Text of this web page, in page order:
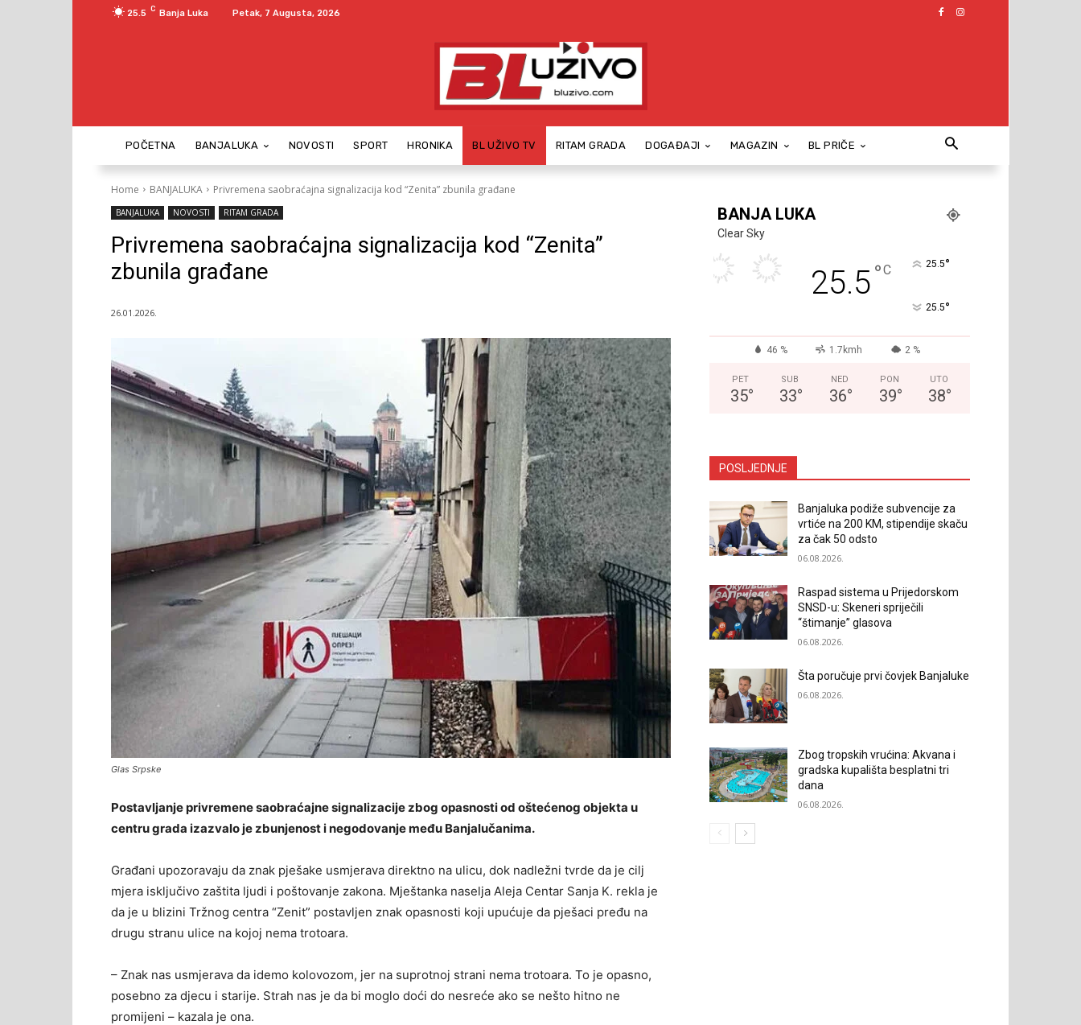
25.5 C Banja Luka Petak, 7 Augusta, 2026
POČETNA BANJALUKA NOVOSTI SPORT HRONIKA BL UŽIVO TV RITAM GRADA DOGAĐAJI MAGAZIN BL PRIČE
Home BANJALUKA Privremena saobraćajna signalizacija kod “Zenita” zbunila građane
BANJALUKA NOVOSTI RITAM GRADA
Privremena saobraćajna signalizacija kod “Zenita”
zbunila građane
26.01.2026.
Glas Srpske
Postavljanje privremene saobraćajne signalizacije zbog opasnosti od oštećenog objekta u
centru grada izazvalo je zbunjenost i negodovanje među Banjalučanima.
Građani upozoravaju da znak pješake usmjerava direktno na ulicu, dok nadležni tvrde da je cilj
mjera isključivo zaštita ljudi i poštovanje zakona. Mještanka naselja Aleja Centar Sanja K. rekla je
da je u blizini Tržnog centra “Zenit” postavljen znak opasnosti koji upućuje da pješaci pređu na
drugu stranu ulice na kojoj nema trotoara.
– Znak nas usmjerava da idemo kolovozom, jer na suprotnoj strani nema trotoara. To je opasno,
posebno za djecu i starije. Strah nas je da bi moglo doći do nesreće ako se nešto hitno ne
promijeni – kazala je ona.
BANJA LUKA
Clear Sky
25.5°C 25.5°
25.5°
46 % 1.7kmh 2 %
PET
35°
SUB
33°
NED
36°
PON
39°
UTO
38°
POSLJEDNJE
Banjaluka podiže subvencije za
vrtiće na 200 KM, stipendije skaču
za čak 50 odsto
06.08.2026.
Raspad sistema u Prijedorskom
SNSD-u: Skeneri spriječili
“štimanje” glasova
06.08.2026.
Šta poručuje prvi čovjek Banjaluke
06.08.2026.
Zbog tropskih vrućina: Akvana i
gradska kupališta besplatni tri
dana
06.08.2026.